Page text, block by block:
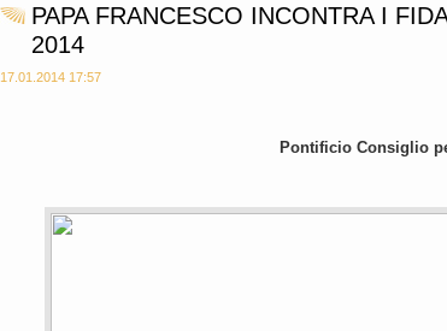
PAPA FRANCESCO INCONTRA I
2014
17.01.2014 17:57
Pontificio Consiglio